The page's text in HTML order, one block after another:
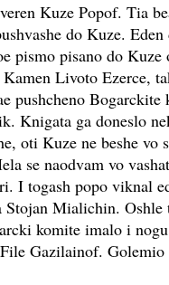
Kuze Popof. Tia
do Kuze.
pismo pisano do Kuze
Livoto Ezerce,
pushcheno
Knigata ga doneslo
oti Kuze ne beshe vo
se naodvam vo
I togash popo viknal
Mialichin. Oshle
komite imalo i
Gazilainof.